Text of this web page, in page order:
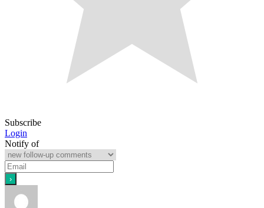
Subscribe
Login
Notify of